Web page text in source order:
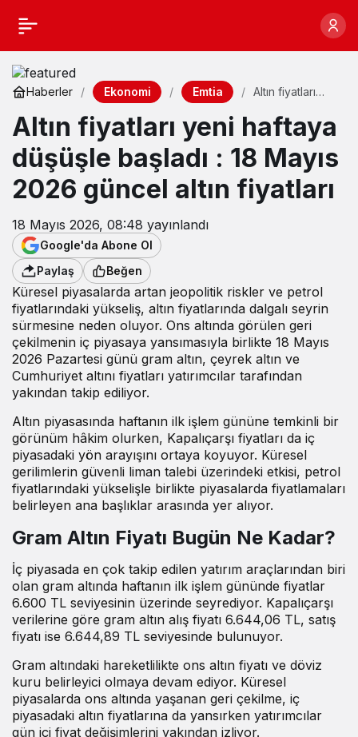
Haberler Ekonomi Emtia
Altın fiyatları
düşüşle başladı
: 18 Mayıs 2026
güncel altın
fiyatları
Altın fiyatları yeni haftaya
düşüşle başladı : 18 Mayıs
2026 güncel altın fiyatları
18 Mayıs 2026, 08:48 yayınlandı
Google'da Abone Ol
Paylaş
Beğen
Küresel piyasalarda artan jeopolitik riskler ve petrol
fiyatlarındaki yükseliş, altın fiyatlarında dalgalı seyrin
sürmesine neden oluyor. Ons altında görülen geri
çekilmenin iç piyasaya yansımasıyla birlikte 18 Mayıs
2026 Pazartesi günü gram altın, çeyrek altın ve
Cumhuriyet altını fiyatları yatırımcılar tarafından
yakından takip ediliyor.
Altın piyasasında haftanın ilk işlem gününe temkinli bir
görünüm hâkim olurken, Kapalıçarşı fiyatları da iç
piyasadaki yön arayışını ortaya koyuyor. Küresel
gerilimlerin güvenli liman talebi üzerindeki etkisi, petrol
fiyatlarındaki yükselişle birlikte piyasalarda fiyatlamaları
belirleyen ana başlıklar arasında yer alıyor.
Gram Altın Fiyatı Bugün Ne Kadar?
İç piyasada en çok takip edilen yatırım araçlarından biri
olan gram altında haftanın ilk işlem gününde fiyatlar
6.600 TL seviyesinin üzerinde seyrediyor. Kapalıçarşı
verilerine göre gram altın alış fiyatı 6.644,06 TL, satış
fiyatı ise 6.644,89 TL seviyesinde bulunuyor.
Gram altındaki hareketlilikte ons altın fiyatı ve döviz
kuru belirleyici olmaya devam ediyor. Küresel
piyasalarda ons altında yaşanan geri çekilme, iç
piyasadaki altın fiyatlarına da yansırken yatırımcılar
gün içi fiyat değişimlerini yakından izliyor.